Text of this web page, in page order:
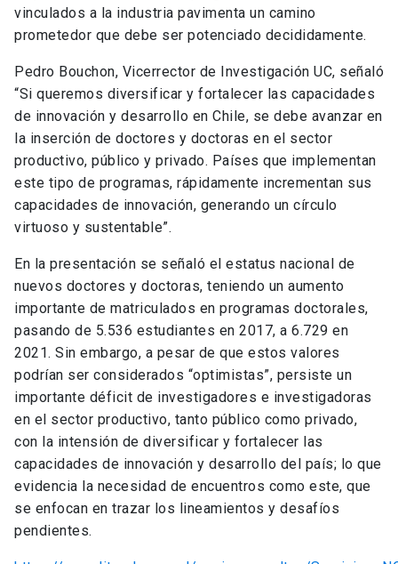
vinculados a la industria pavimenta un camino
prometedor que debe ser potenciado decididamente.
Pedro Bouchon, Vicerrector de Investigación UC, señaló
“Si queremos diversificar y fortalecer las capacidades
de innovación y desarrollo en Chile, se debe avanzar en
la inserción de doctores y doctoras en el sector
productivo, público y privado. Países que implementan
este tipo de programas, rápidamente incrementan sus
capacidades de innovación, generando un círculo
virtuoso y sustentable”.
En la presentación se señaló el estatus nacional de
nuevos doctores y doctoras, teniendo un aumento
importante de matriculados en programas doctorales,
pasando de 5.536 estudiantes en 2017, a 6.729 en
2021. Sin embargo, a pesar de que estos valores
podrían ser considerados “optimistas”, persiste un
importante déficit de investigadores e investigadoras
en el sector productivo, tanto público como privado,
con la intensión de diversificar y fortalecer las
capacidades de innovación y desarrollo del país; lo que
evidencia la necesidad de encuentros como este, que
se enfocan en trazar los lineamientos y desafíos
pendientes.